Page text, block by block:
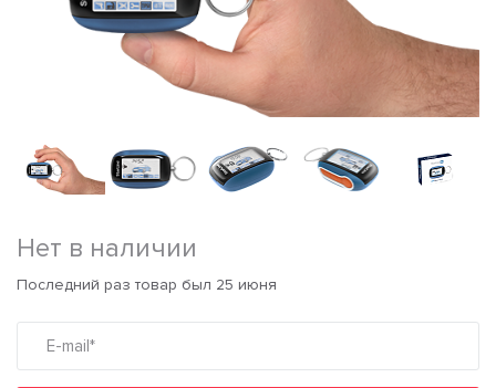
Нет в наличии
Последний раз товар был 25 июня